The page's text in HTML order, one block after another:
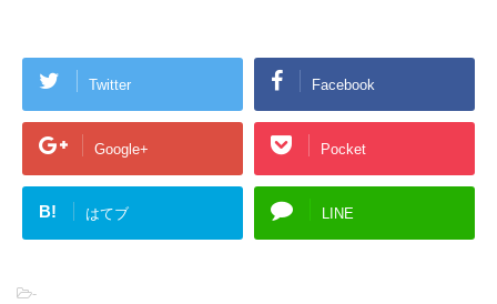
Twitter Facebook
Google+ Pocket
B! はてブ LINE
-